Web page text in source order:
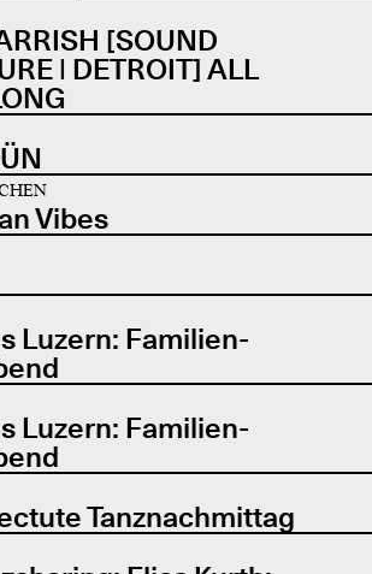
[SOUND
| DETROIT] ALL
Vibes
Luzern: Familien-
Luzern: Familien-
Tanznachmittag